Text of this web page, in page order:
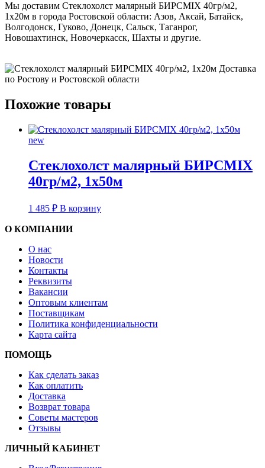
Мы доставим Стеклохолст малярный БИРСMIX 40гр/м2,
1х20м в города Ростовской области: Азов, Аксай, Батайск,
Волгодонск, Гуково, Донецк, Сальск, Таганрог,
Новошахтинск, Новочеркасск, Шахты и другие.
Похожие товары
new
Стеклохолст малярный БИРСMIX
40гр/м2, 1х50м
1 485 ₽ В корзину
О КОМПАНИИ
О нас
Новости
Контакты
Реквизиты
Вакансии
Оптовым клиентам
Поставщикам
Политика конфиденциальности
Карта сайта
ПОМОЩЬ
Как сделать заказ
Как оплатить
Доставка
Возврат товара
Советы мастеров
Отзывы
ЛИЧНЫЙ КАБИНЕТ